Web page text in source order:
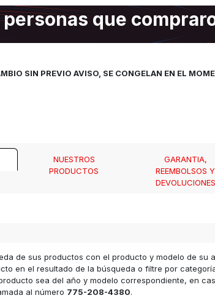
personas que
SIN PREVIO AVISO, SE CONGELAN EN EL
NUESTROS
PRODUCTOS
GARANTIA,
REEMBOLSOS Y
DEVOLUCIONES
de sus productos con el producto y modelo de su
en el resultado de la búsqueda o filtre por
sea del año y modelo correspondiente, en
al número 775-208-4380.